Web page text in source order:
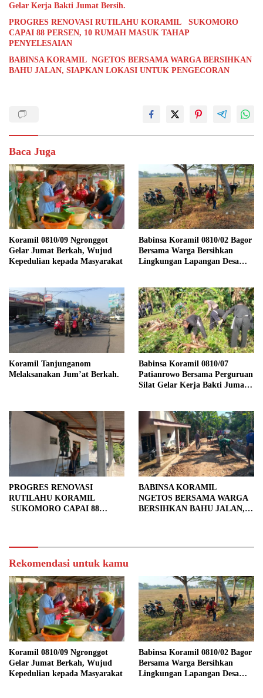
Gelar Kerja Bakti Jumat Bersih.
PROGRES RENOVASI RUTILAHU KORAMIL SUKOMORO
CAPAI 88 PERSEN, 10 RUMAH MASUK TAHAP
PENYELESAIAN
BABINSA KORAMIL NGETOS BERSAMA WARGA BERSIHKAN
BAHU JALAN, SIAPKAN LOKASI UNTUK PENGECORAN
Baca Juga
Koramil 0810/09 Ngronggot
Gelar Jumat Berkah, Wujud
Kepedulian kepada Masyarakat
Babinsa Koramil 0810/02 Bagor
Bersama Warga Bersihkan
Lingkungan Lapangan Desa
Koramil Tanjunganom
Melaksanakan Jum’at Berkah.
Babinsa Koramil 0810/07
Patianrowo Bersama Perguruan
Silat Gelar Kerja Bakti Jumat
PROGRES RENOVASI
RUTILAHU KORAMIL
SUKOMORO CAPAI 88
BABINSA KORAMIL
NGETOS BERSAMA WARGA
BERSIHKAN BAHU JALAN,
Rekomendasi untuk kamu
Koramil 0810/09 Ngronggot
Gelar Jumat Berkah, Wujud
Kepedulian kepada Masyarakat
Babinsa Koramil 0810/02 Bagor
Bersama Warga Bersihkan
Lingkungan Lapangan Desa